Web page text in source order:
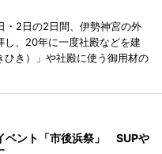
・2日の2日間、伊勢神宮の外
、20年に一度社殿などを建
き）」や社殿に使う御用材の
ベント「市後浜祭」 SUPや